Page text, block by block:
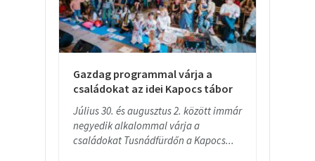
Gazdag programmal várja a
családokat az idei Kapocs tábor
Július 30. és augusztus 2. között immár
negyedik alkalommal várja a
családokat Tusnádfürdőn a Kapocs...